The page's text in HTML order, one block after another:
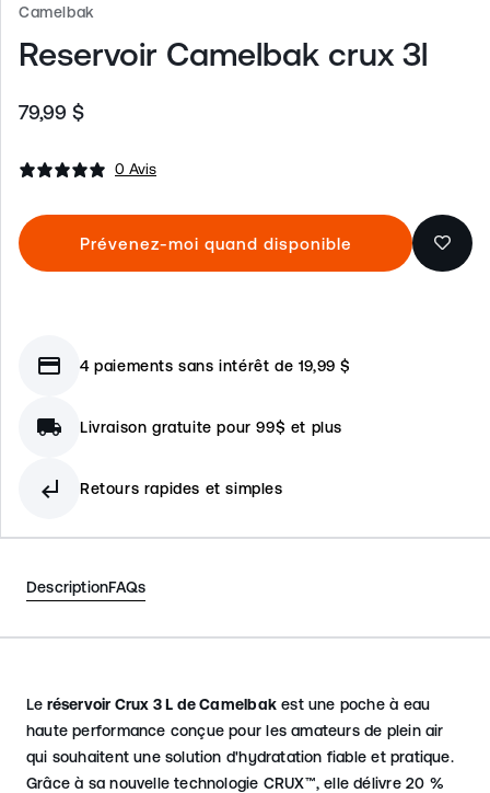
Camelbak
Reservoir Camelbak crux 3l
Prix
79,99 $
0 Avis
Prévenez-moi quand disponible
credit_card 4 paiements sans intérêt de 19,99 $
local_shipping Livraison gratuite pour 99$ et plus
subdirectory_arrow_left Retours rapides et simples
DescriptionFAQs
Le réservoir Crux 3 L de Camelbakest une poche à eau
haute performance conçue pour les amateurs de plein air
qui souhaitent une solution d'hydratation fiable et pratique.
Grâce à sa nouvelle technologie CRUX™, elle délivre 20 %